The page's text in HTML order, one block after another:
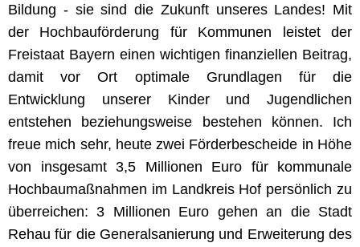
Bildung - sie sind die Zukunft unseres Landes! Mit
der Hochbauförderung für Kommunen leistet der
Freistaat Bayern einen wichtigen finanziellen Beitrag,
damit vor Ort optimale Grundlagen für die
Entwicklung unserer Kinder und Jugendlichen
entstehen beziehungsweise bestehen können. Ich
freue mich sehr, heute zwei Förderbescheide in Höhe
von insgesamt 3,5 Millionen Euro für kommunale
Hochbaumaßnahmen im Landkreis Hof persönlich zu
überreichen: 3 Millionen Euro gehen an die Stadt
Rehau für die Generalsanierung und Erweiterung des